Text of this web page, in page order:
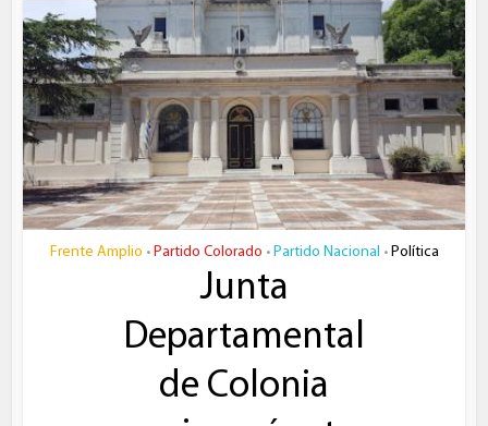
Frente Amplio • Partido Colorado • Partido Nacional • Política
Junta
Departamental
de Colonia